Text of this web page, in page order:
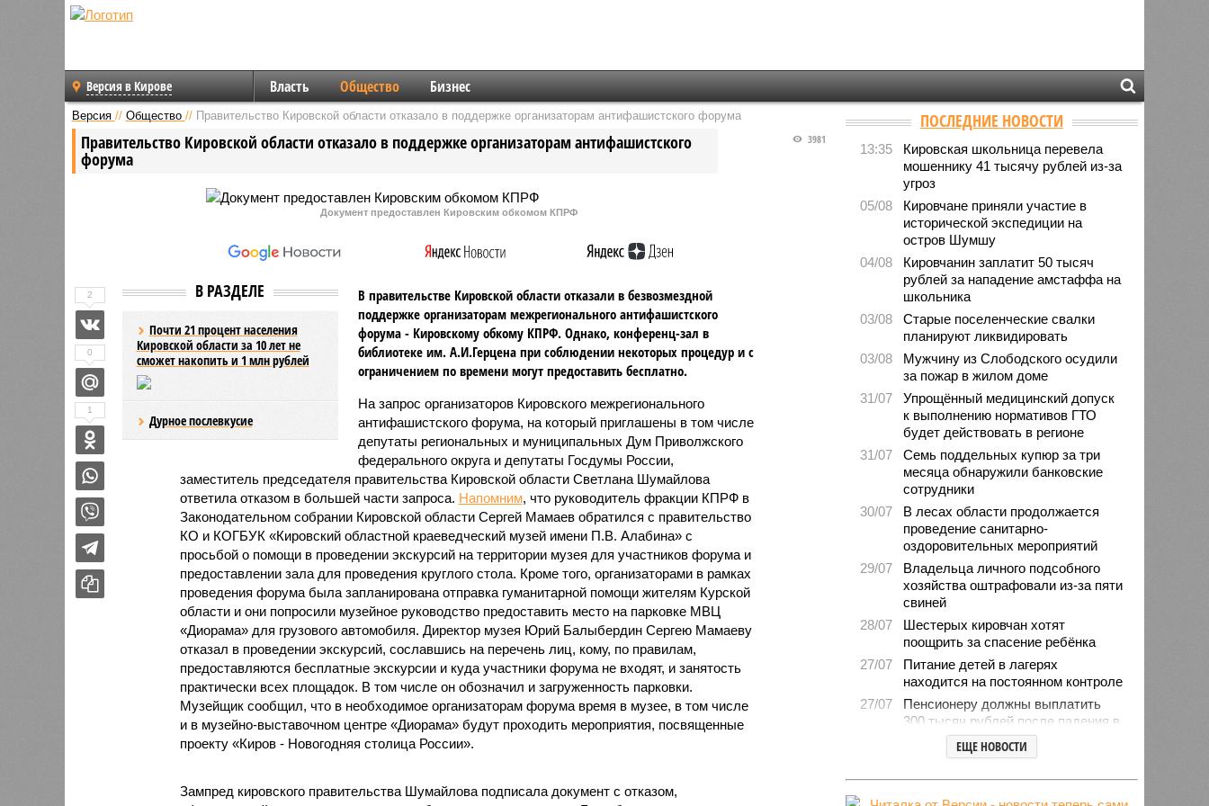
Версия в Кирове Власть Общество Бизнес
Версия // Общество // Правительство Кировской области отказало в поддержке организаторам антифашистского форума
Правительство Кировской области отказало в поддержке организаторам антифашистского
форума
3981
Документ предоставлен Кировским обкомом КПРФ
В РАЗДЕЛЕ
Почти 21 процент населения
Кировской области за 10 лет не
сможет накопить и 1 млн рублей
Дурное послевкусие
В правительстве Кировской области отказали в безвозмездной
поддержке организаторам межрегионального антифашистского
форума - Кировскому обкому КПРФ. Однако, конференц-зал в
библиотеке им. А.И.Герцена при соблюдении некоторых процедур и с
ограничением по времени могут предоставить бесплатно.
На запрос организаторов Кировского межрегионального
антифашистского форума, на который приглашены в том числе
депутаты региональных и муниципальных Дум Приволжского
федерального округа и депутаты Госдумы России,
заместитель председателя правительства Кировской области Светлана Шумайлова
ответила отказом в большей части запроса. Напомним, что руководитель фракции КПРФ в
Законодательном собрании Кировской области Сергей Мамаев обратился с правительство
КО и КОГБУК «Кировский областной краеведческий музей имени П.В. Алабина» с
просьбой о помощи в проведении экскурсий на территории музея для участников форума и
предоставлении зала для проведения круглого стола. Кроме того, организаторами в рамках
проведения форума была запланирована отправка гуманитарной помощи жителям Курской
области и они попросили музейное руководство предоставить место на парковке МВЦ
«Диорама» для грузового автомобиля. Директор музея Юрий Балыбердин Сергею Мамаеву
отказал в проведении экскурсий, сославшись на перечень лиц, кому, по правилам,
предоставляются бесплатные экскурсии и куда участники форума не входят, и занятость
практически всех площадок. В том числе он обозначил и загруженность парковки.
Музейщик сообщил, что в необходимое организаторам форума время в музее, в том числе
и в музейно-выставочном центре «Диорама» будут проходить мероприятия, посвященные
проекту «Киров - Новогодняя столица России».
Зампред кировского правительства Шумайлова подписала документ с отказом,
2
0
1
ПОСЛЕДНИЕ НОВОСТИ
13:35
Кировская школьница перевела
мошеннику 41 тысячу рублей из-за
угроз
05/08
Кировчане приняли участие в
исторической экспедиции на
остров Шумшу
04/08
Кировчанин заплатит 50 тысяч
рублей за нападение амстаффа на
школьника
03/08
Старые поселенческие свалки
планируют ликвидировать
03/08
Мужчину из Слободского осудили
за пожар в жилом доме
31/07
Упрощённый медицинский допуск
к выполнению нормативов ГТО
будет действовать в регионе
31/07
Семь поддельных купюр за три
месяца обнаружили банковские
сотрудники
30/07
В лесах области продолжается
проведение санитарно-
оздоровительных мероприятий
29/07
Владельца личного подсобного
хозяйства оштрафовали из-за пяти
свиней
28/07
Шестерых кировчан хотят
поощрить за спасение ребёнка
27/07
Питание детей в лагерях
находится на постоянном контроле
27/07
Пенсионеру должны выплатить
300 тысяч рублей после падения в
гололёд
В регионе обновлён порядок
предоставления госимущества в
ЕЩЕ НОВОСТИ